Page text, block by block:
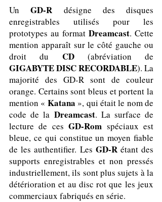
UnGD-R désigne des disques
enregistrables utilisés pour les
prototypes au format Dreamcast. Cette
mention apparaît sur le côté gauche ou
droit du CD(abréviation de
GIGABYTE DISC RECORDABLE). La
majorité des GD-R sont de couleur
orange. Certains sont bleus et portent la
mention « Katana », qui était le nom de
code de la Dreamcast. La surface de
lecture de cesGD-Rom spéciaux est
bleue, ce qui constitue un moyen fiable
de les authentifier. Les GD-Rétant des
supports enregistrables et non pressés
industriellement, ils sont plus sujets à la
détérioration et au disc rot que les jeux
commerciaux fabriqués en série.